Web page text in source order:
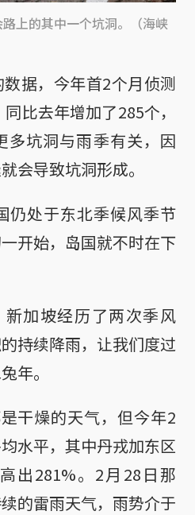
上的其中一个坑洞。（海峡
据，今年首2个月侦测
比去年增加了285个，
多坑洞与雨季有关，因
会导致坑洞形成。
仍处于东北季候风季节
开始，岛国就不时在下
新加坡经历了两次季风
持续降雨，让我们度过
年。
干燥的天气，但今年2
水平，其中丹戎加东区
出281%。2月28日那
的雷雨天气，雨势介于